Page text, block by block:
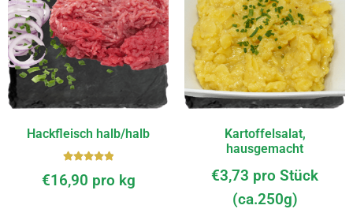
Hackfleisch halb/halb
t mit
€16,90 pro kg
Kartoffelsalat,
hausgemacht
€3,73 pro Stück
(ca.250g)